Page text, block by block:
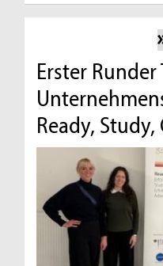
Erster Runder
Ready, Study,